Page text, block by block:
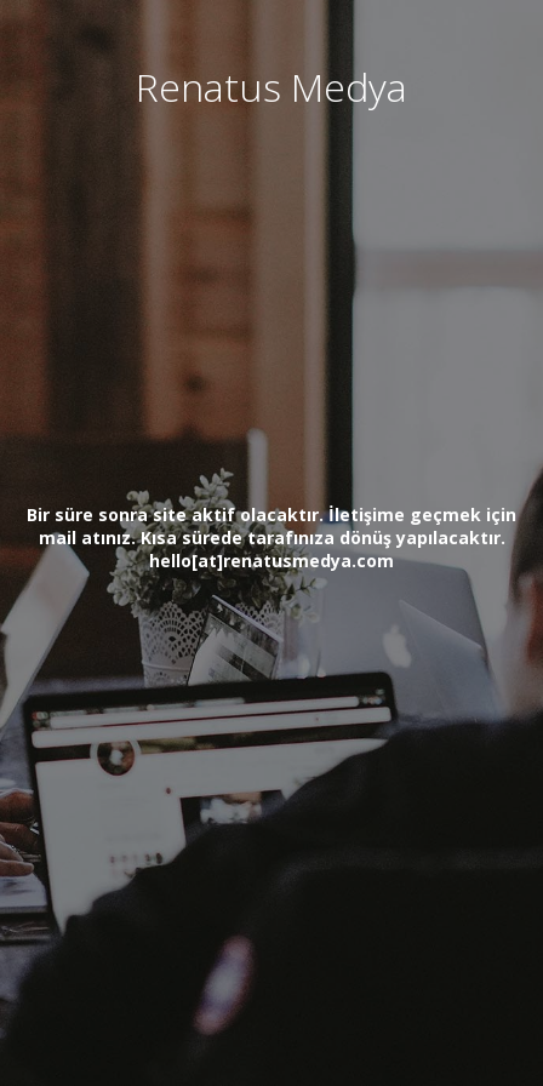
Renatus Medya
Bir süre sonra site aktif olacaktır. İletişime geçmek için
mail atınız. Kısa sürede tarafınıza dönüş yapılacaktır.
hello[at]renatusmedya.com